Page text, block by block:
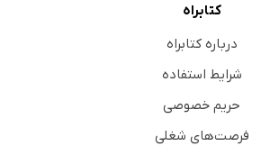
کتابراه
درباره کتابراه
شرایط استفاده
حریم خصوصی
فرصت‌های شغلی